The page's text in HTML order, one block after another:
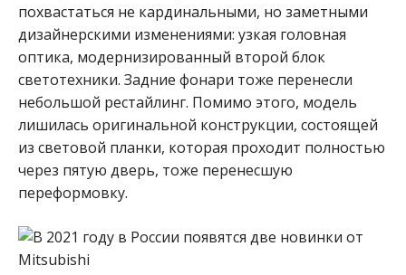
похвастаться не кардинальными, но заметными
дизайнерскими изменениями: узкая головная
оптика, модернизированный второй блок
светотехники. Задние фонари тоже перенесли
небольшой рестайлинг. Помимо этого, модель
лишилась оригинальной конструкции, состоящей
из световой планки, которая проходит полностью
через пятую дверь, тоже перенесшую
переформовку.